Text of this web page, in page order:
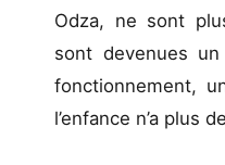
Odza, ne sont
sont devenues
fonctionnement,
l’enfance n’a plus